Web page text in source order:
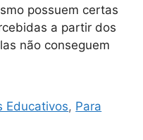
possuem certas
a partir dos
não conseguem
Educativos, Para